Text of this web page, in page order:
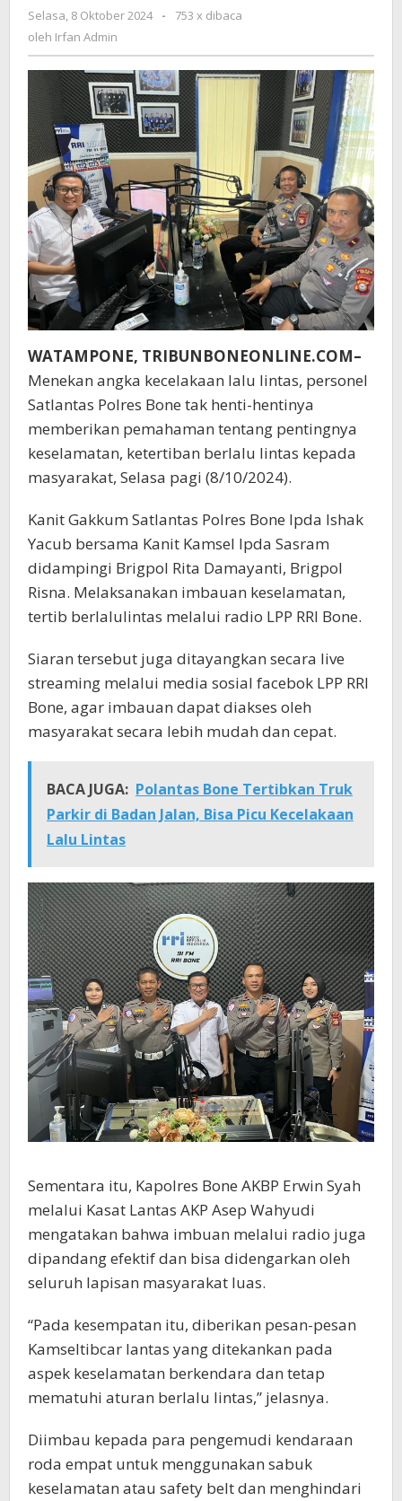
Lintas
Radio
Selasa, 8 Oktober 2024
oleh
-
753 x dibaca
oleh Irfan Admin
WATAMPONE, TRIBUNBONEONLINE.COM–
Menekan angka kecelakaan lalu lintas, personel
Satlantas Polres Bone tak henti-hentinya
memberikan pemahaman tentang pentingnya
keselamatan, ketertiban berlalu lintas kepada
masyarakat, Selasa pagi (8/10/2024).
Kanit Gakkum Satlantas Polres Bone Ipda Ishak
Yacub bersama Kanit Kamsel Ipda Sasram
didampingi Brigpol Rita Damayanti, Brigpol
Risna. Melaksanakan imbauan keselamatan,
tertib berlalulintas melalui radio LPP RRI Bone.
Siaran tersebut juga ditayangkan secara live
streaming melalui media sosial facebok LPP RRI
Bone, agar imbauan dapat diakses oleh
masyarakat secara lebih mudah dan cepat.
BACA JUGA: Polantas Bone Tertibkan Truk
Parkir di Badan Jalan, Bisa Picu Kecelakaan
Lalu Lintas
Sementara itu, Kapolres Bone AKBP Erwin Syah
melalui Kasat Lantas AKP Asep Wahyudi
mengatakan bahwa imbuan melalui radio juga
dipandang efektif dan bisa didengarkan oleh
seluruh lapisan masyarakat luas.
“Pada kesempatan itu, diberikan pesan-pesan
Kamseltibcar lantas yang ditekankan pada
aspek keselamatan berkendara dan tetap
mematuhi aturan berlalu lintas,” jelasnya.
Diimbau kepada para pengemudi kendaraan
roda empat untuk menggunakan sabuk
keselamatan atau safety belt dan menghindari